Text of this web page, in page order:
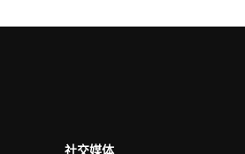
社交媒体